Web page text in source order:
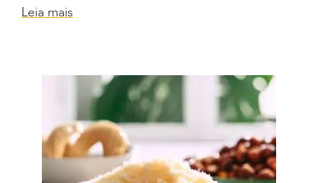
Leia mais